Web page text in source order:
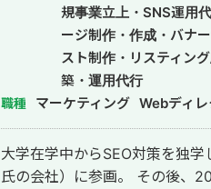
規事業立上・SNS運用
ージ制作・作成・バナ
スト制作・リスティン
築・運用代行
職種 マーケティング Webディレ
大学在学中からSEO対策を独
氏の会社）に参画。 その後、20歳でStockSun株式会社のSEO実行支援サービ